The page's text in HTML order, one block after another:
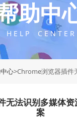
助中
H E L P C E N T E R
心>Chrome浏览器插件无法识
无法识别多媒体
案